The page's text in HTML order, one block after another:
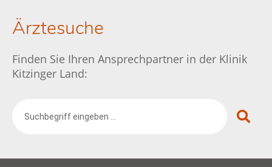
Ärztesuche
Finden Sie Ihren Ansprechpartner in der Klinik
Kitzinger Land: